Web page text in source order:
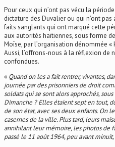
Pour ceux qui n’ont pas vécu la
dictature des Duvalier ou qui n’ont
faits sanglants qui ont marqué cette
aux autorités haïtiennes, sous forme
Moïse, par l’organisation dénommée «
Aussi, l’offrons-nous à la réflexion de
confondues.
« Quand on les a fait rentrer, vivantes,
journée par des prisonniers de droit
soldats qui se sont alors approchés,
Dimanche ? Elles étaient sept en tout,
de son état, avec ses deux enfants. On
casernes de la ville. Plus tard, leurs
annihilant leur mémoire, les photos de
passé le 11 août 1964, peu avant